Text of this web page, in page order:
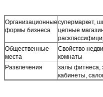
Организационные
формы бизнеса
супермаркет,
цепные
Общественные
места
Свойство
комнаты
Развлечения
залы фитнеса,
кабинеты,